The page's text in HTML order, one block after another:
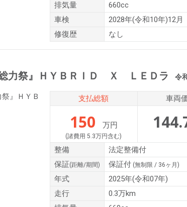
排気量
660cc
車検
2028年(令和10年)12月
修復歴
なし
力祭』ＨＹＢＲＩＤ Ｘ ＬＥＤラ 令
支払総額
150 万円
(諸費用 5.3万円含む)
車両
整備
法定整備付
保証(距離/期間) 保証付(無制限 / 36ヶ月)
年式
2025年(令和07年)
走行
0.3万km